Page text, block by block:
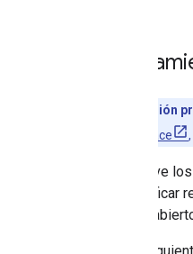
Versión
Workspace
Devuelve
especificar
temas